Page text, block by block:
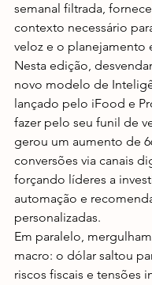
semanal filtrada,
contexto necessário
veloz e o planejamento
Nesta edição,
novo modelo de
lançado pelo iFood e
fazer pelo seu funil de
gerou um aumento de
conversões via canais
forçando líderes a
automação e
personalizadas.
Em paralelo,
macro: o dólar saltou
riscos fiscais e tensões